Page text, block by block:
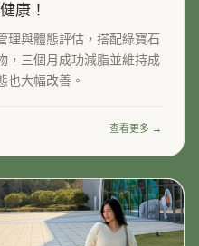
康！
理與體態評估，搭配綠寶石
，三個月成功減脂並維持成
也大幅改善。
查看更多 →